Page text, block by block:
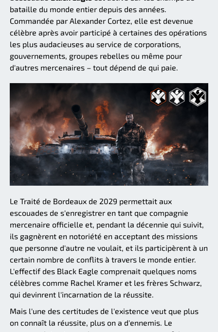
bataille du monde entier depuis des années.
Commandée par Alexander Cortez, elle est devenue
célèbre après avoir participé à certaines des opérations
les plus audacieuses au service de corporations,
gouvernements, groupes rebelles ou même pour
d'autres mercenaires – tout dépend de qui paie.
Le Traité de Bordeaux de 2029 permettait aux
escouades de s'enregistrer en tant que compagnie
mercenaire officielle et, pendant la décennie qui suivit,
ils gagnèrent en notoriété en acceptant des missions
que personne d'autre ne voulait, et ils participèrent à un
certain nombre de conflits à travers le monde entier.
L'effectif des Black Eagle comprenait quelques noms
célèbres comme Rachel Kramer et les frères Schwarz,
qui devinrent l'incarnation de la réussite.
Mais l'une des certitudes de l'existence veut que plus
on connaît la réussite, plus on a d'ennemis. Le